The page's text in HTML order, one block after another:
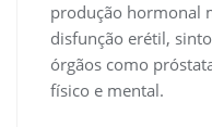
produção hormonal
disfunção erétil,
órgãos como
físico e mental.